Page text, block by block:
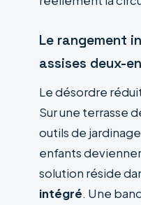
Le rangement
assises deux-
Le désordre
Sur une terrasse
outils de
enfants
solution réside
intégré. Une